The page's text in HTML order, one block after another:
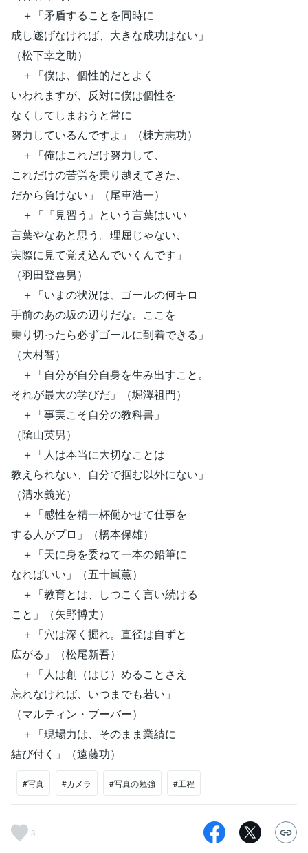
＋「矛盾することを同時に
成し遂げなければ、大きな成功はない」
（松下幸之助）
＋「僕は、個性的だとよく
いわれますが、反対に僕は個性を
なくしてしまおうと常に
努力しているんですよ」（棟方志功）
＋「俺はこれだけ努力して、
これだけの苦労を乗り越えてきた、
だから負けない」（尾車浩一）
＋「『見習う』という言葉はいい
言葉やなあと思う。理屈じゃない、
実際に見て覚え込んでいくんです」
（羽田登喜男）
＋「いまの状況は、ゴールの何キロ
手前のあの坂の辺りだな。ここを
乗り切ったら必ずゴールに到着できる」
（大村智）
＋「自分が自分自身を生み出すこと。
それが最大の学びだ」（堀澤祖門）
＋「事実こそ自分の教科書」
（隂山英男）
＋「人は本当に大切なことは
教えられない、自分で掴む以外にない」
（清水義光）
＋「感性を精一杯働かせて仕事を
する人がプロ」（橋本保雄）
＋「天に身を委ねて一本の鉛筆に
なればいい」（五十嵐薫）
＋「教育とは、しつこく言い続ける
こと」（矢野博丈）
＋「穴は深く掘れ。直径は自ずと
広がる」（松尾新吾）
＋「人は創（はじ）めることさえ
忘れなければ、いつまでも若い」
（マルティン・ブーバー）
＋「現場力は、そのまま業績に
結び付く」（遠藤功）
#写真 #カメラ #写真の勉強 #工程
3